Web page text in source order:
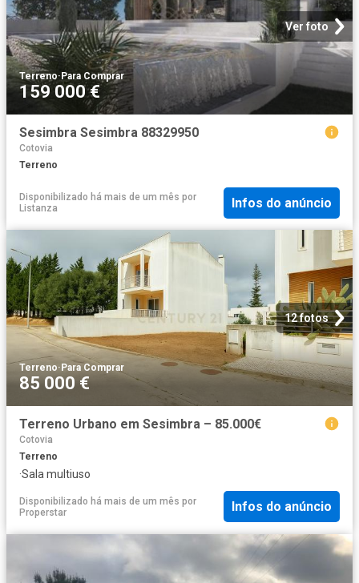
Ver foto
Terreno· Para Comprar
159 000 €
Sesimbra Sesimbra 88329950
Cotovia
Terreno
Disponibilizado há mais de um mês por
Listanza
Infos do anúncio
12 fotos
Terreno· Para Comprar
85 000 €
Terreno Urbano em Sesimbra – 85.000€
Cotovia
Terreno
·Sala multiuso
Disponibilizado há mais de um mês por
Properstar
Infos do anúncio